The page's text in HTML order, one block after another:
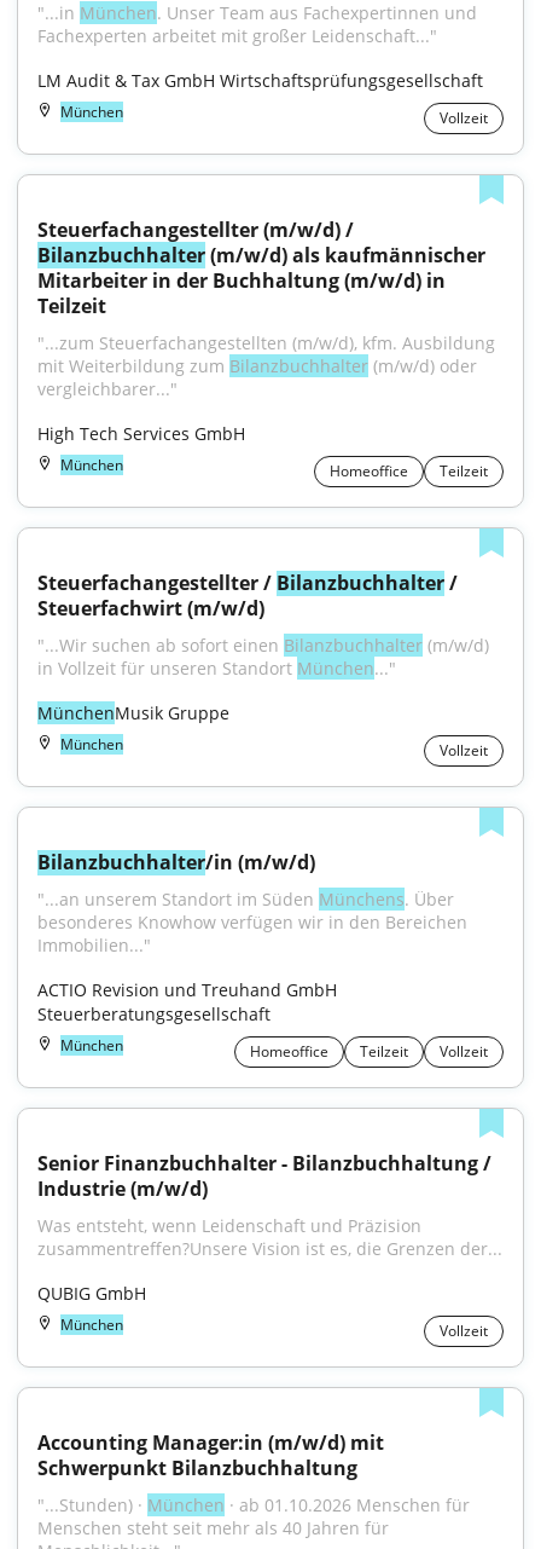
"...in München. Unser Team aus Fachexpertinnen und
Fachexperten arbeitet mit großer Leidenschaft..."
LM Audit & Tax GmbH Wirtschaftsprüfungsgesellschaft
München Vollzeit
Bilanzbuchhalter (m/w/d) als kaufmännischer
Mitarbeiter in der Buchhaltung (m/w/d) in
Teilzeit
"...zum Steuerfachangestellten (m/w/d), kfm. Ausbildung
mit Weiterbildung zum Bilanzbuchhalter (m/w/d) oder
vergleichbarer..."
High Tech Services GmbH
München Homeoffice Teilzeit
Steuerfachangestellter / Bilanzbuchhalter /
Steuerfachwirt (m/w/d)
"...Wir suchen ab sofort einen Bilanzbuchhalter (m/w/d)
in Vollzeit für unseren Standort München..."
MünchenMusik Gruppe
München Vollzeit
Bilanzbuchhalter/in (m/w/d)
"...an unserem Standort im Süden Münchens. Über
besonderes Knowhow verfügen wir in den Bereichen
Immobilien..."
ACTIO Revision und Treuhand GmbH
Steuerberatungsgesellschaft
München Homeoffice Teilzeit Vollzeit
Senior Finanzbuchhalter - Bilanzbuchhaltung /
Industrie (m/w/d)
Was entsteht, wenn Leidenschaft und Präzision
zusammentreffen?Unsere Vision ist es, die Grenzen der...
QUBIG GmbH
München Vollzeit
Accounting Manager:in (m/w/d) mit
Schwerpunkt Bilanzbuchhaltung
"...Stunden) · München · ab 01.10.2026 Menschen für
Menschen steht seit mehr als 40 Jahren für